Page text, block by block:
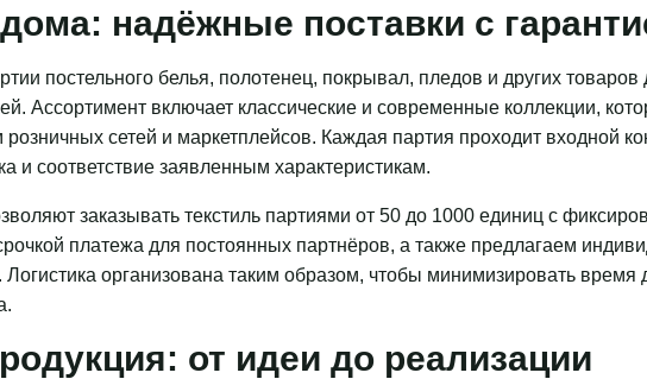
надёжные поставки с
постельного белья, полотенец, покрывал, пледов и других товаров
Ассортимент включает классические и современные коллекции,
сетей и маркетплейсов. Каждая партия проходит входной
и соответствие заявленным характеристикам.
заказывать текстиль партиями от 50 до 1000 единиц с
платежа для постоянных партнёров, а также предлагаем
Логистика организована таким образом, чтобы минимизировать время
от идеи до реализации